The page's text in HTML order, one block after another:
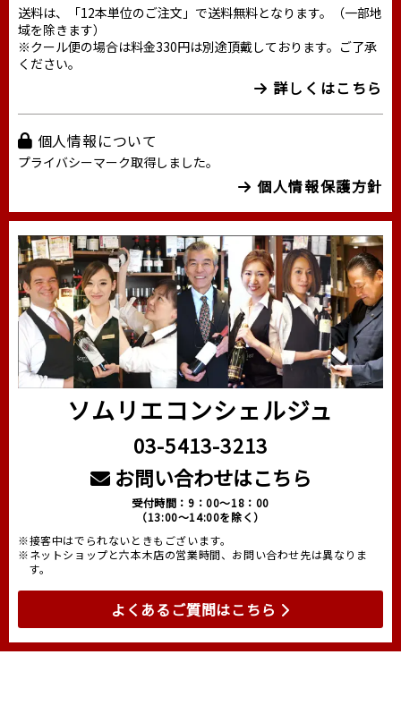
送料は、「12本単位のご注文」で送料無料となります。（一部地
域を除きます）
※クール便の場合は料金330円は別途頂戴しております。ご了承
ください。
詳しくはこちら
個人情報について
プライバシーマーク取得しました。
個人情報保護方針
ソムリエコンシェルジュ
03-5413-3213
お問い合わせはこちら
受付時間：9：00～18：00
（13:00～14:00を除く）
※接客中はでられないときもございます。
※ネットショップと六本木店の営業時間、お問い合わせ先は異なりま
す。
よくあるご質問はこちら